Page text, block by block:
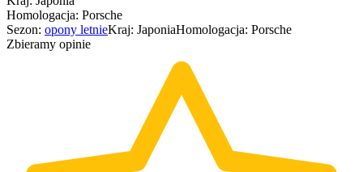
Homologacja: Porsche
Sezon: opony letnieKraj: JaponiaHomologacja: Porsche
Zbieramy opinie